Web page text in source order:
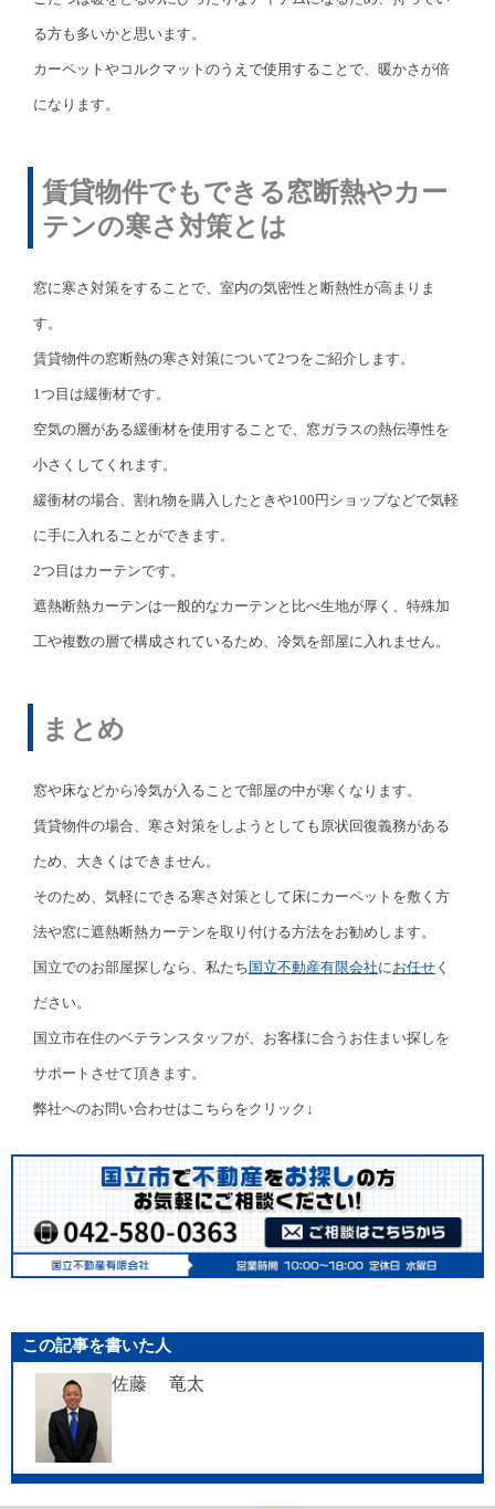
る方も多いかと思います。
カーペットやコルクマットのうえで使用することで、暖かさが倍
になります。
賃貸物件でもできる窓断熱やカー
テンの寒さ対策とは
窓に寒さ対策をすることで、室内の気密性と断熱性が高まりま
す。
賃貸物件の窓断熱の寒さ対策について2つをご紹介します。
1つ目は緩衝材です。
空気の層がある緩衝材を使用することで、窓ガラスの熱伝導性を
小さくしてくれます。
緩衝材の場合、割れ物を購入したときや100円ショップなどで気軽
に手に入れることができます。
2つ目はカーテンです。
遮熱断熱カーテンは一般的なカーテンと比べ生地が厚く、特殊加
工や複数の層で構成されているため、冷気を部屋に入れません。
まとめ
窓や床などから冷気が入ることで部屋の中が寒くなります。
賃貸物件の場合、寒さ対策をしようとしても原状回復義務がある
ため、大きくはできません。
そのため、気軽にできる寒さ対策として床にカーペットを敷く方
法や窓に遮熱断熱カーテンを取り付ける方法をお勧めします。
国立でのお部屋探しなら、私たち 国立不動産有限会社にお任せ く
ださい。
国立市在住のベテランスタッフが、お客様に合うお住まい探しを
サポートさせて頂きます。
弊社へのお問い合わせはこちらをクリック↓
この記事を書いた人
佐藤 竜太